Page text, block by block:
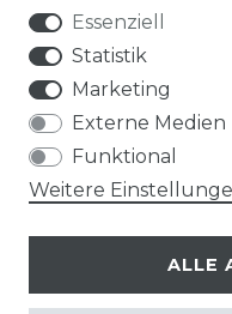
Split Sets
Klimaanlagen
Essenziell
Statistik
Marketing
Externe Medien
Funktional
Weitere
ALLE